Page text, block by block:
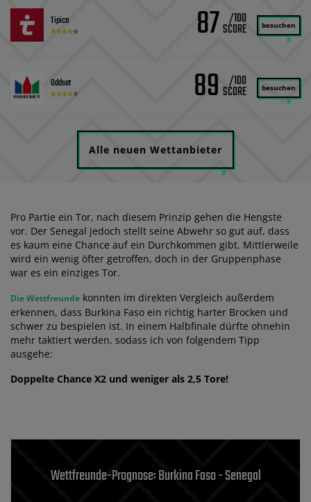
Tipico 87 /100 besuchen
Oddset 89 /100 besuchen
Alle neuen Wettanbieter
Pro Partie ein Tor, nach diesem Prinzip gehen die Hengste
vor. Der Senegal jedoch stellt seine Abwehr so gut auf, dass
es kaum eine Chance auf ein Durchkommen gibt. Mittlerweile
wird ein wenig öfter getroffen, doch in der Gruppenphase
war es ein einziges Tor.
Die Wettfreunde konnten im direkten Vergleich außerdem
erkennen, dass Burkina Faso ein richtig harter Brocken und
schwer zu bespielen ist. In einem Halbfinale dürfte ohnehin
mehr taktiert werden, sodass ich von folgendem Tipp
ausgehe:
Doppelte Chance X2 und weniger als 2,5 Tore!
Wettfreunde-Prognose: Burkina Faso - Senegal